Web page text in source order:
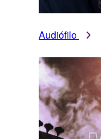
Audiófilo